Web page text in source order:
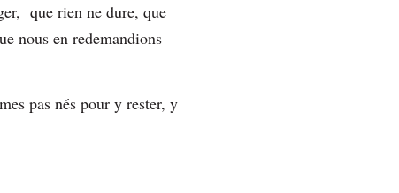
que rien ne dure, que
nous en redemandions
pas nés pour y rester, y